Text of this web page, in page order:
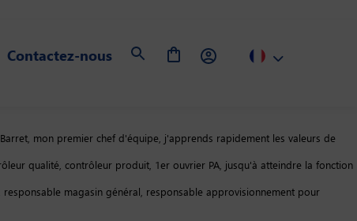
Contactez-nous
mon premier chef d'équipe, j'apprends rapidement les valeurs de
qualité, contrôleur produit, 1er ouvrier PA, jusqu'à atteindre la fonction
magasin général, responsable approvisionnement pour